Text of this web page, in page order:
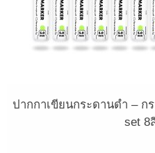
ปากกาเขียนกระดานดำ – ก
set 8